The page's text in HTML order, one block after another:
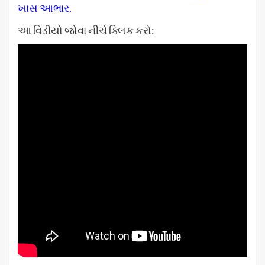
ખાસ આભાર.
આ વિડીયો જોવા નીચે ક્લિક કરો: